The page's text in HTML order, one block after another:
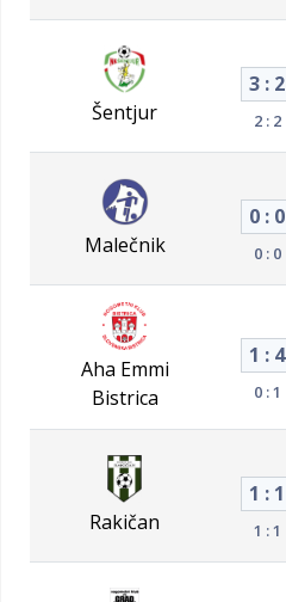
Šentjur
3 : 2
2 : 2
Malečnik
0 : 0
0 : 0
Aha Emmi
Bistrica
1 : 4
0 : 1
Rakičan
1 : 1
1 : 1